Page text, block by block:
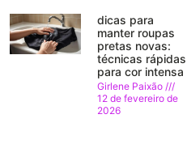
dicas para
manter roupas
pretas novas:
técnicas rápidas
para cor intensa
Girlene Paixão
12 de fevereiro de
2026